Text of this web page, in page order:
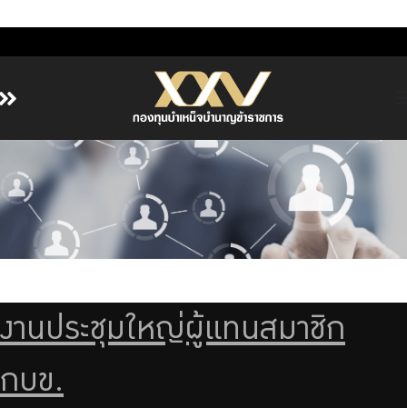
เกี่ยวกับ กบข.
บริการสมาชิก
ลงทุน
รายงานผลการดำเนินงาน
จัดซื้อจัดจ้าง
งานประชุมใหญ่ผู้แทนสมาชิก
กบข.